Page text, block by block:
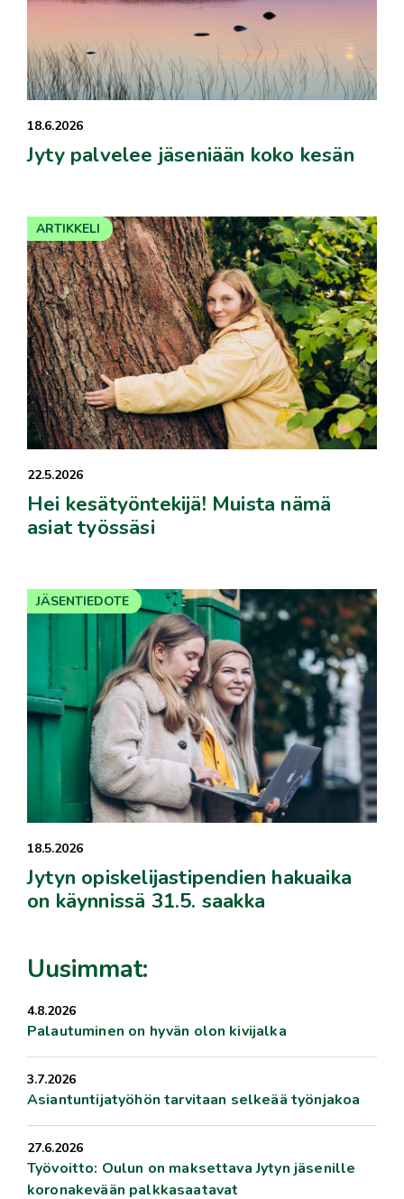
18.6.2026
Jyty palvelee jäseniään koko kesän
22.5.2026
Hei kesätyöntekijä! Muista nämä
asiat työssäsi
ARTIKKELI
18.5.2026
Jytyn opiskelijastipendien hakuaika
on käynnissä 31.5. saakka
JÄSENTIEDOTE
Uusimmat:
4.8.2026
Palautuminen on hyvän olon kivijalka
3.7.2026
Asiantuntijatyöhön tarvitaan selkeää työnjakoa
27.6.2026
Työvoitto: Oulun on maksettava Jytyn jäsenille
koronakevään palkkasaatavat